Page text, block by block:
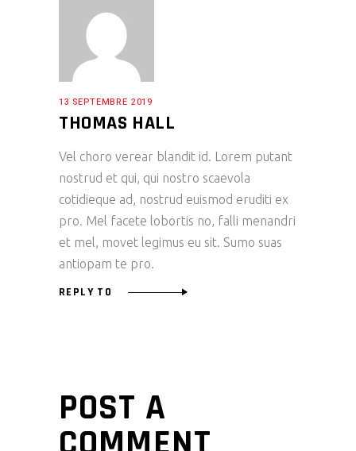
13 SEPTEMBRE 2019
THOMAS HALL
Vel choro verear blandit id. Lorem putant
nostrud et qui, qui nostro scaevola
cotidieque ad, nostrud euismod eruditi ex
pro. Mel facete lobortis no, falli menandri
et mel, movet legimus eu sit. Sumo suas
antiopam te pro.
REPLY TO
POST A